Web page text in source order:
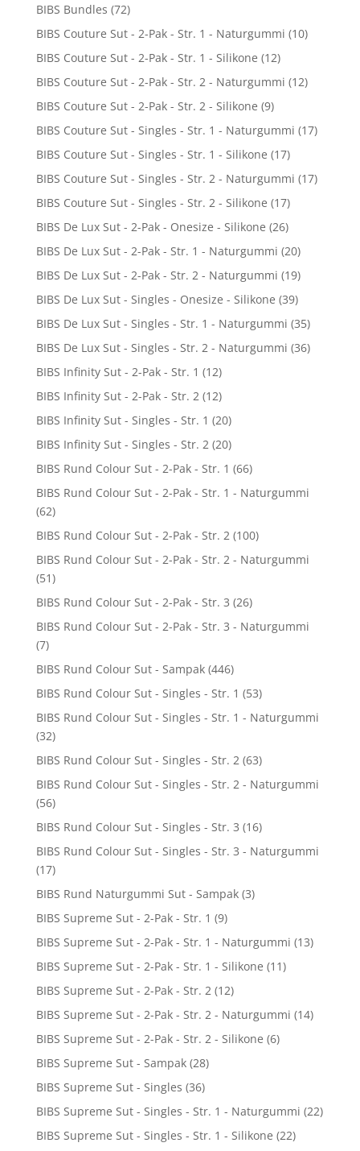
BIBS Bundles (72)
BIBS Couture Sut - 2-Pak - Str. 1 - Naturgummi (10)
BIBS Couture Sut - 2-Pak - Str. 1 - Silikone (12)
BIBS Couture Sut - 2-Pak - Str. 2 - Naturgummi (12)
BIBS Couture Sut - 2-Pak - Str. 2 - Silikone (9)
BIBS Couture Sut - Singles - Str. 1 - Naturgummi (17)
BIBS Couture Sut - Singles - Str. 1 - Silikone (17)
BIBS Couture Sut - Singles - Str. 2 - Naturgummi (17)
BIBS Couture Sut - Singles - Str. 2 - Silikone (17)
BIBS De Lux Sut - 2-Pak - Onesize - Silikone (26)
BIBS De Lux Sut - 2-Pak - Str. 1 - Naturgummi (20)
BIBS De Lux Sut - 2-Pak - Str. 2 - Naturgummi (19)
BIBS De Lux Sut - Singles - Onesize - Silikone (39)
BIBS De Lux Sut - Singles - Str. 1 - Naturgummi (35)
BIBS De Lux Sut - Singles - Str. 2 - Naturgummi (36)
BIBS Infinity Sut - 2-Pak - Str. 1 (12)
BIBS Infinity Sut - 2-Pak - Str. 2 (12)
BIBS Infinity Sut - Singles - Str. 1 (20)
BIBS Infinity Sut - Singles - Str. 2 (20)
BIBS Rund Colour Sut - 2-Pak - Str. 1 (66)
BIBS Rund Colour Sut - 2-Pak - Str. 1 - Naturgummi
(62)
BIBS Rund Colour Sut - 2-Pak - Str. 2 (100)
BIBS Rund Colour Sut - 2-Pak - Str. 2 - Naturgummi
(51)
BIBS Rund Colour Sut - 2-Pak - Str. 3 (26)
BIBS Rund Colour Sut - 2-Pak - Str. 3 - Naturgummi
(7)
BIBS Rund Colour Sut - Sampak (446)
BIBS Rund Colour Sut - Singles - Str. 1 (53)
BIBS Rund Colour Sut - Singles - Str. 1 - Naturgummi
(32)
BIBS Rund Colour Sut - Singles - Str. 2 (63)
BIBS Rund Colour Sut - Singles - Str. 2 - Naturgummi
(56)
BIBS Rund Colour Sut - Singles - Str. 3 (16)
BIBS Rund Colour Sut - Singles - Str. 3 - Naturgummi
(17)
BIBS Rund Naturgummi Sut - Sampak (3)
BIBS Supreme Sut - 2-Pak - Str. 1 (9)
BIBS Supreme Sut - 2-Pak - Str. 1 - Naturgummi (13)
BIBS Supreme Sut - 2-Pak - Str. 1 - Silikone (11)
BIBS Supreme Sut - 2-Pak - Str. 2 (12)
BIBS Supreme Sut - 2-Pak - Str. 2 - Naturgummi (14)
BIBS Supreme Sut - 2-Pak - Str. 2 - Silikone (6)
BIBS Supreme Sut - Sampak (28)
BIBS Supreme Sut - Singles (36)
BIBS Supreme Sut - Singles - Str. 1 - Naturgummi (22)
BIBS Supreme Sut - Singles - Str. 1 - Silikone (22)